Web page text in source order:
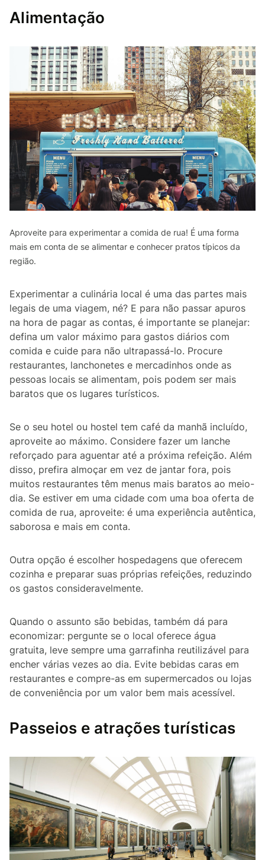
Alimentação
Aproveite para experimentar a comida de rua! É uma forma
mais em conta de se alimentar e conhecer pratos típicos da
região.
Experimentar a culinária local é uma das partes mais
legais de uma viagem, né? E para não passar apuros
na hora de pagar as contas, é importante se planejar:
defina um valor máximo para gastos diários com
comida e cuide para não ultrapassá-lo. Procure
restaurantes, lanchonetes e mercadinhos onde as
pessoas locais se alimentam, pois podem ser mais
baratos que os lugares turísticos.
Se o seu hotel ou hostel tem café da manhã incluído,
aproveite ao máximo. Considere fazer um lanche
reforçado para aguentar até a próxima refeição. Além
disso, prefira almoçar em vez de jantar fora, pois
muitos restaurantes têm menus mais baratos ao meio-
dia. Se estiver em uma cidade com uma boa oferta de
comida de rua, aproveite: é uma experiência autêntica,
saborosa e mais em conta.
Outra opção é escolher hospedagens que oferecem
cozinha e preparar suas próprias refeições, reduzindo
os gastos consideravelmente.
Quando o assunto são bebidas, também dá para
economizar: pergunte se o local oferece água
gratuita, leve sempre uma garrafinha reutilizável para
encher várias vezes ao dia. Evite bebidas caras em
restaurantes e compre-as em supermercados ou lojas
de conveniência por um valor bem mais acessível.
Passeios e atrações turísticas